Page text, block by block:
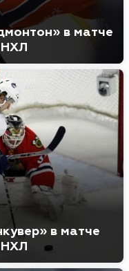
в матче
НХЛ
в матче
НХЛ